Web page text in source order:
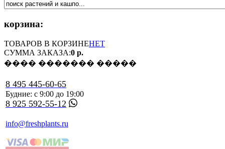
корзина:
ТОВАРОВ В КОРЗИНЕНЕТ
СУММА ЗАКАЗА:0 р.
���� ������� �����
8 495 445-60-65
Будние: с 9:00 до 19:00
8 925 592-55-12
info@freshplants.ru